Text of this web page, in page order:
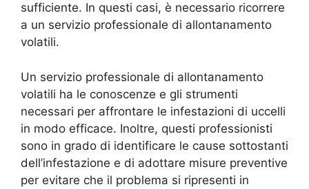
sufficiente. In questi casi, è necessario ricorrere
a un servizio professionale di allontanamento
volatili.
Un servizio professionale di allontanamento
volatili ha le conoscenze e gli strumenti
necessari per affrontare le infestazioni di uccelli
in modo efficace. Inoltre, questi professionisti
sono in grado di identificare le cause sottostanti
dell’infestazione e di adottare misure preventive
per evitare che il problema si ripresenti in